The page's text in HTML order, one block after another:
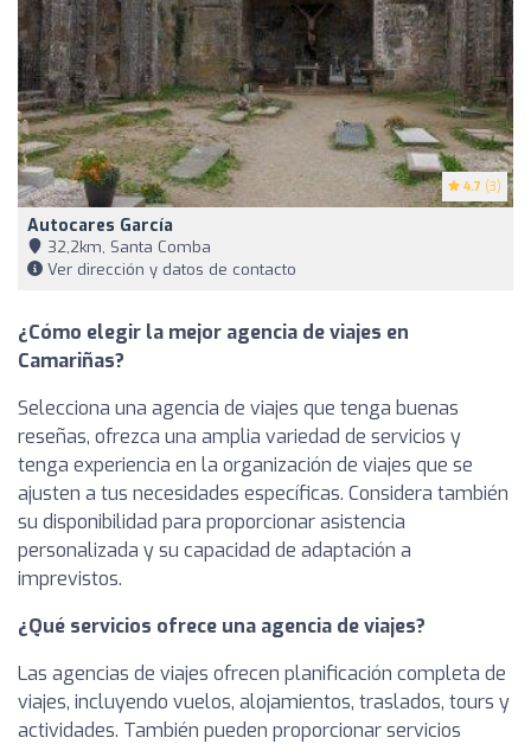
4.7 (3)
Autocares García
32,2km, Santa Comba
Ver dirección y datos de contacto
¿Cómo elegir la mejor agencia de viajes en
Camariñas?
Selecciona una agencia de viajes que tenga buenas
reseñas, ofrezca una amplia variedad de servicios y
tenga experiencia en la organización de viajes que se
ajusten a tus necesidades específicas. Considera también
su disponibilidad para proporcionar asistencia
personalizada y su capacidad de adaptación a
imprevistos.
¿Qué servicios ofrece una agencia de viajes?
Las agencias de viajes ofrecen planificación completa de
viajes, incluyendo vuelos, alojamientos, traslados, tours y
actividades. También pueden proporcionar servicios